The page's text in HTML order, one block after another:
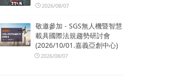
2026/08/07
敬邀參加 - SGS無人機暨智慧
載具國際法規趨勢研討會
(2026/10/01.嘉義亞創中心)
2026/08/07